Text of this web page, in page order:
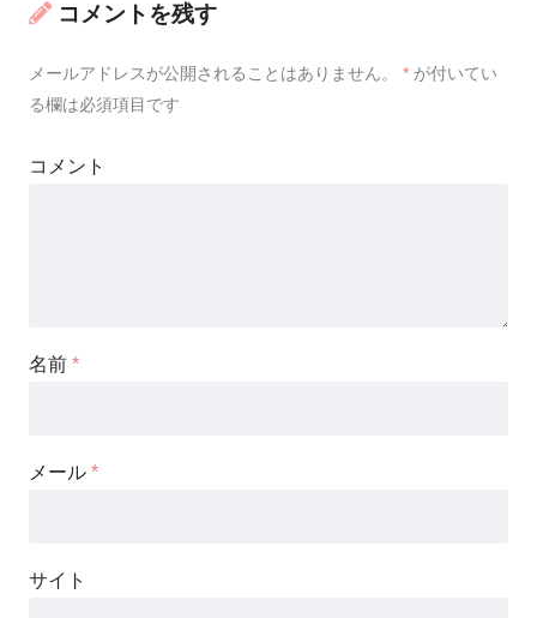
コメントを残す
メールアドレスが公開されることはありません。 * が付いてい
る欄は必須項目です
コメント
名前 *
メール *
サイト